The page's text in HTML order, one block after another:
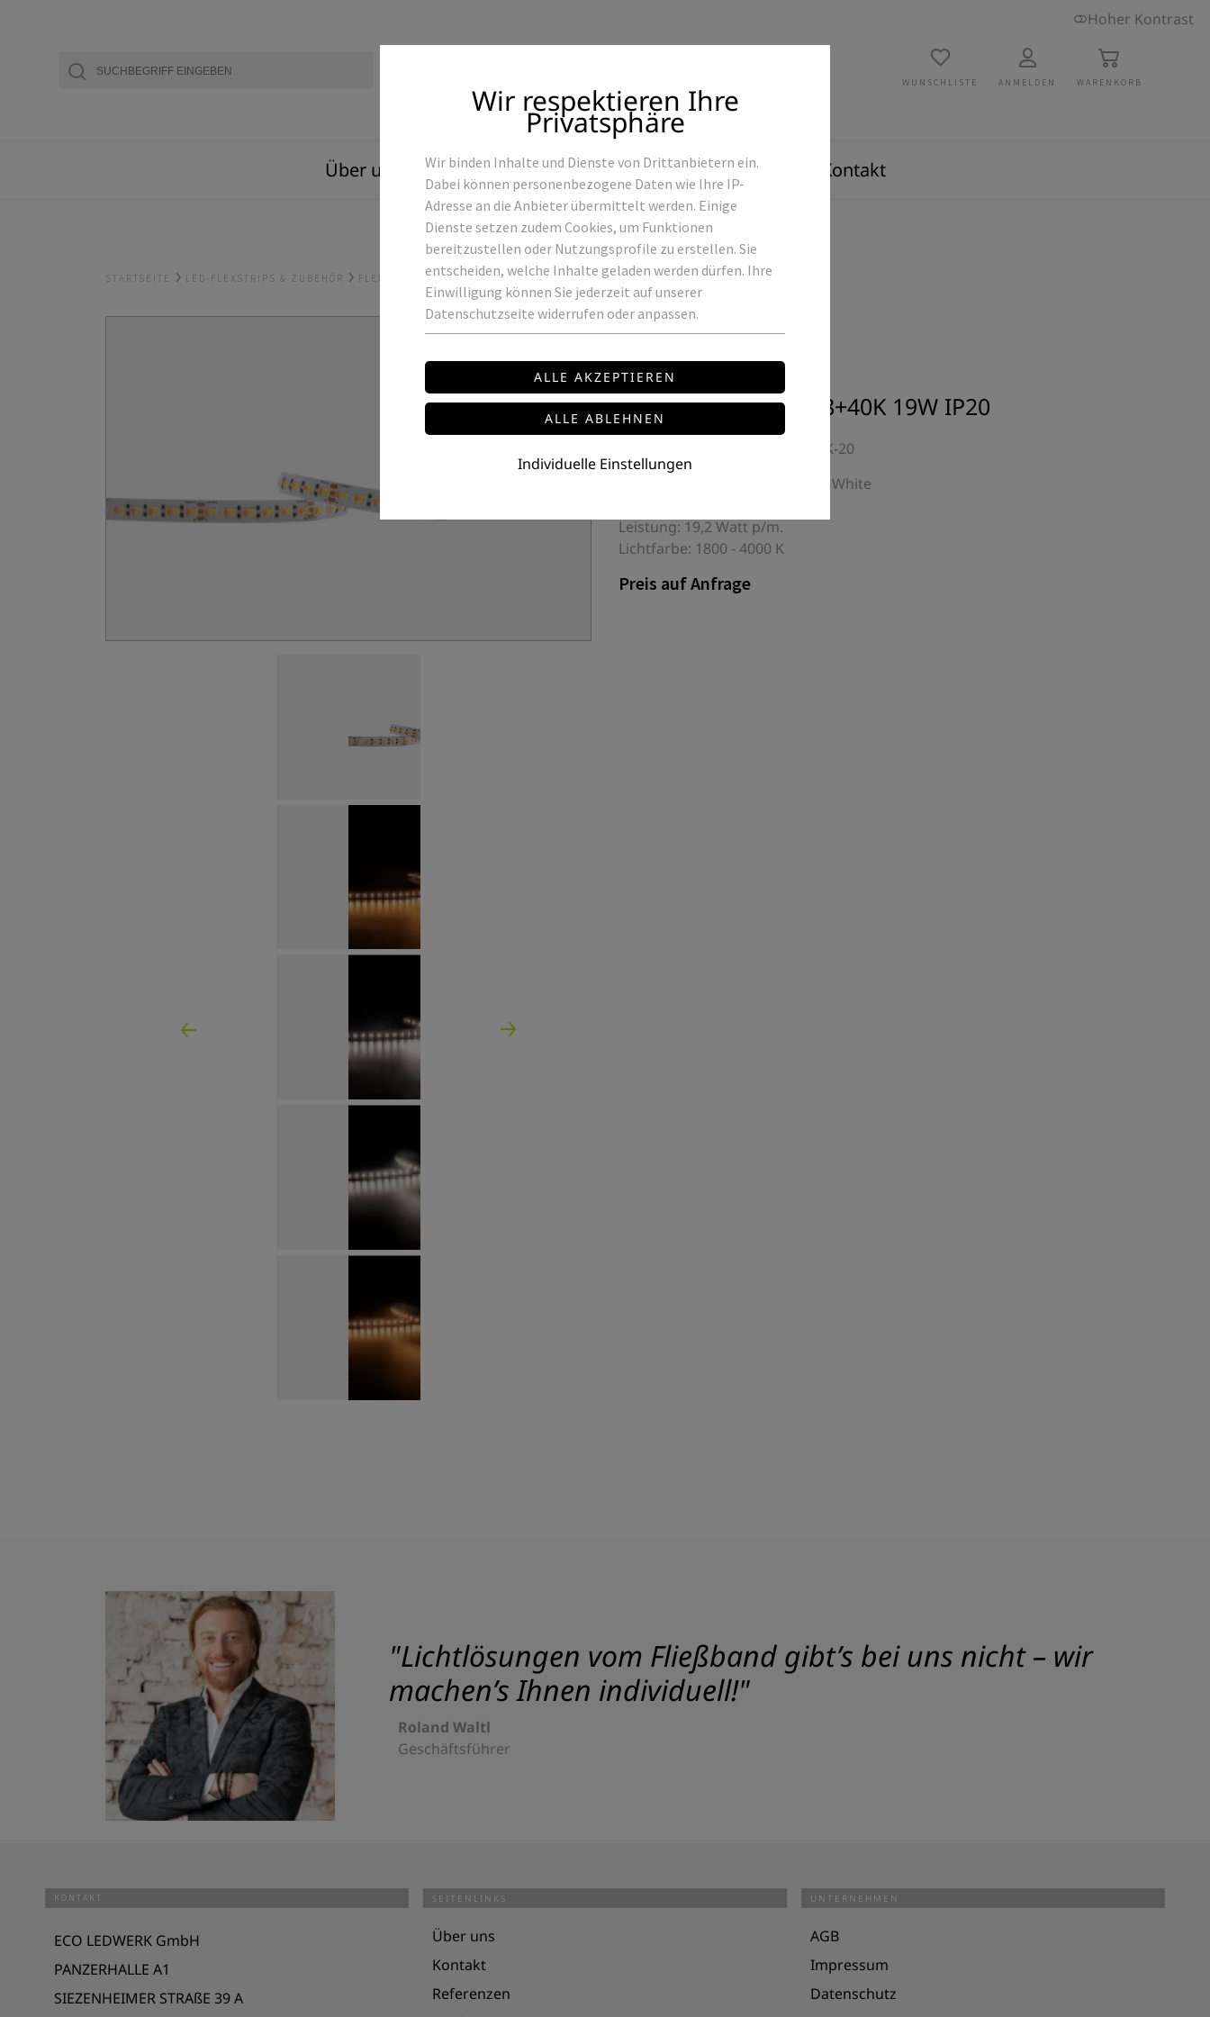
Hoher Kontrast
WUNSCHLISTE ANMELDEN WARENKORB
Über uns Produkte Referenzen Kontakt
STARTSEITE LED-FLEXSTRIPS & ZUBEHÖR FLEXSTRIPS LED-STRIP BC/TW 18+40K 19W IP20
ROWALUX
LED-STRIP BC/TW 18+40K 19W IP20
FSBC-2835-240-19-24-10-18+40K-20
LED Flex Strip BI-Color/Tunable White
Leistung: 19,2 Watt p/m.
Lichtfarbe: 1800 - 4000 K
Preis auf Anfrage
Wir respektieren Ihre
Privatsphäre
Wir binden Inhalte und Dienste von Drittanbietern ein.
Dabei können personenbezogene Daten wie Ihre IP-
Adresse an die Anbieter übermittelt werden. Einige
Dienste setzen zudem Cookies, um Funktionen
bereitzustellen oder Nutzungsprofile zu erstellen. Sie
entscheiden, welche Inhalte geladen werden dürfen. Ihre
Einwilligung können Sie jederzeit auf unserer
Datenschutzseite widerrufen oder anpassen.
Individuelle Einstellungen
"Lichtlösungen vom Fließband gibt’s bei uns nicht – wir
machen’s Ihnen individuell!"
Roland Waltl
Geschäftsführer
KONTAKT
ECO LEDWERK GmbH
PANZERHALLE A1
SIEZENHEIMER STRAßE 39 A
SEITENLINKS
Über uns
Kontakt
Referenzen
UNTERNEHMEN
AGB
Impressum
Datenschutz